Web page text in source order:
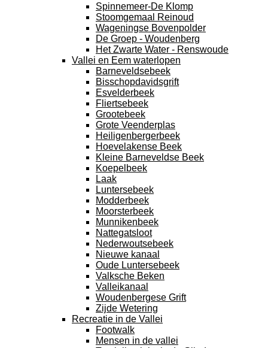
Spinnemeer-De Klomp
Stoomgemaal Reinoud
Wageningse Bovenpolder
De Groep - Woudenberg
Het Zwarte Water - Renswoude
Vallei en Eem waterlopen
Barneveldsebeek
Bisschopdavidsgrift
Esvelderbeek
Fliertsebeek
Grootebeek
Grote Veenderplas
Heiligenbergerbeek
Hoevelakense Beek
Kleine Barneveldse Beek
Koepelbeek
Laak
Luntersebeek
Modderbeek
Moorsterbeek
Munnikenbeek
Nattegatsloot
Nederwoutsebeek
Nieuwe kanaal
Oude Luntersebeek
Valksche Beken
Valleikanaal
Woudenbergese Grift
Zijde Wetering
Recreatie in de Vallei
Footwalk
Mensen in de vallei